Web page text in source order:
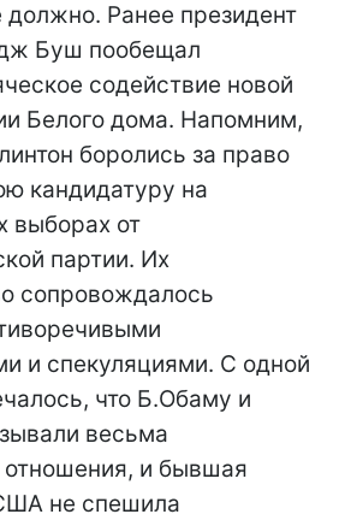
должно. Ранее президент
Буш пообещал
содействие новой
Белого дома. Напомним,
боролись за право
кандидатуру на
выборах от
партии. Их
сопровождалось
и спекуляциями. С одной
что Б.Обаму и
весьма
и бывшая
не спешила